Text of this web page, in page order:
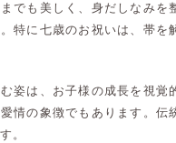
でも美しく、身だしなみを
特に七歳のお祝いは、帯を
姿は、お子様の成長を視覚
情の象徴でもあります。伝
。